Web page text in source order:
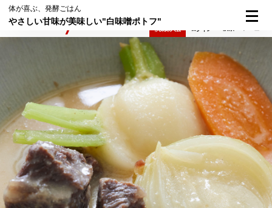
体が喜ぶ、発酵ごはん
やさしい甘味が美味しい"白味噌ポトフ"